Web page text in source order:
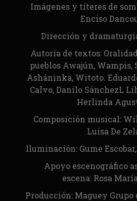
Imágenes y títeres de
Enciso
Dirección y
Autoría de textos:
pueblos Awajún, Wampis,
Asháninka, Witoto.
Calvo, Danilo SánchezL
Herlinda
Composición musical:
Luisa De
Iluminación: Gume
Apoyo escenográfico
escena: Rosa
Producción: Maguey Grupo